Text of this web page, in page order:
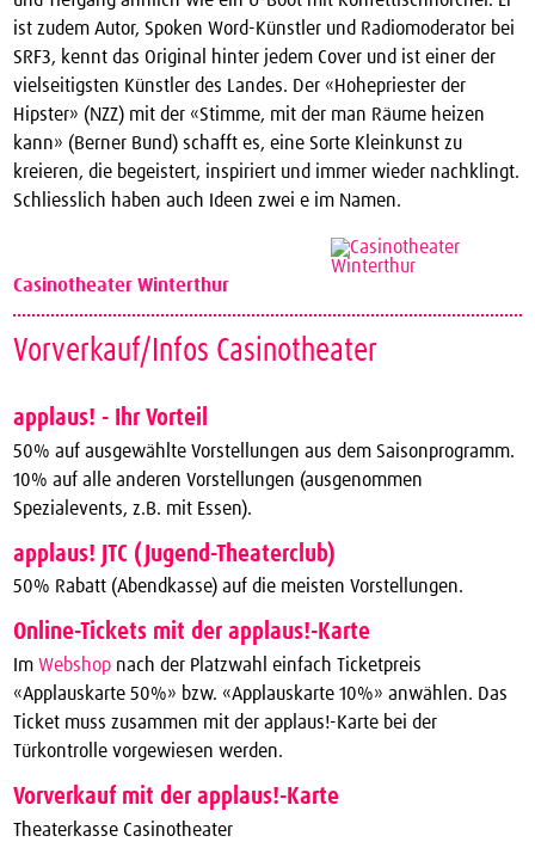
ist zudem Autor, Spoken Word-Künstler und Radiomoderator bei
SRF3, kennt das Original hinter jedem Cover und ist einer der
vielseitigsten Künstler des Landes. Der «Hohepriester der
Hipster» (NZZ) mit der «Stimme, mit der man Räume heizen
kann» (Berner Bund) schafft es, eine Sorte Kleinkunst zu
kreieren, die begeistert, inspiriert und immer wieder nachklingt.
Schliesslich haben auch Ideen zwei e im Namen.
Casinotheater Winterthur
Vorverkauf/Infos Casinotheater
applaus! - Ihr Vorteil
50% auf ausgewählte Vorstellungen aus dem Saisonprogramm.
10% auf alle anderen Vorstellungen (ausgenommen
Spezialevents, z.B. mit Essen).
applaus! JTC (Jugend-Theaterclub)
50% Rabatt (Abendkasse) auf die meisten Vorstellungen.
Online-Tickets mit der applaus!-Karte
ImWebshop nach der Platzwahl einfach Ticketpreis
«Applauskarte 50%» bzw. «Applauskarte 10%» anwählen. Das
Ticket muss zusammen mit der applaus!-Karte bei der
Türkontrolle vorgewiesen werden.
Vorverkauf mit der applaus!-Karte
Theaterkasse Casinotheater